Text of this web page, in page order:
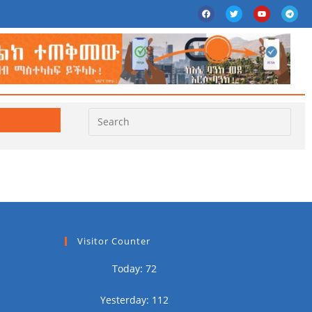
Visitor Counter
Today: 72
Yesterday: 112